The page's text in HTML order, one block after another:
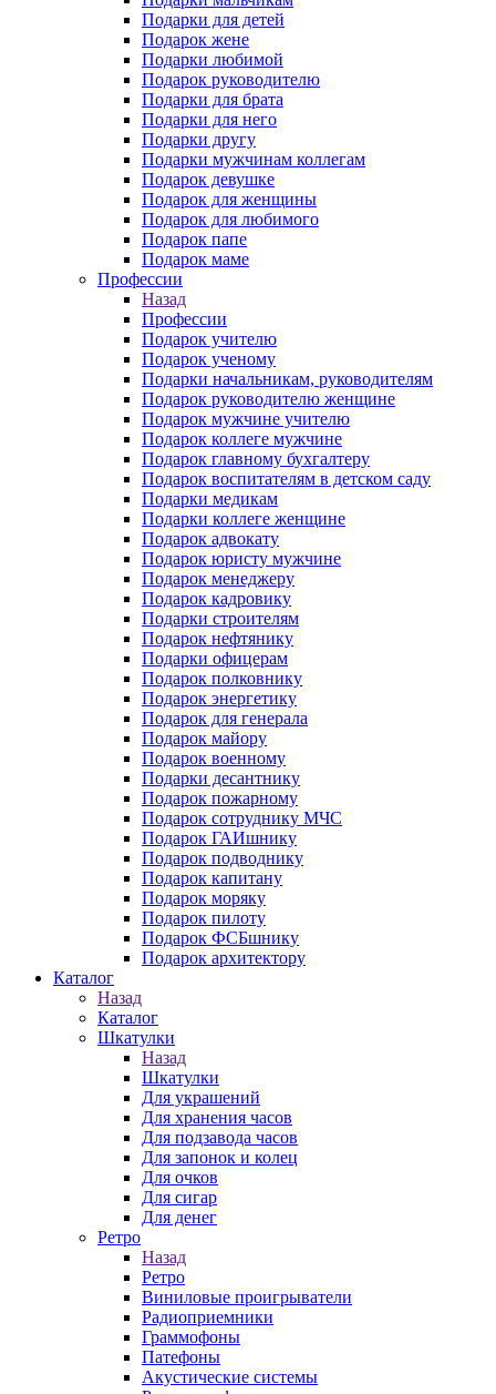
Подарки для детей
Подарок жене
Подарки любимой
Подарок руководителю
Подарки для брата
Подарки для него
Подарки другу
Подарки мужчинам коллегам
Подарок девушке
Подарок для женщины
Подарок для любимого
Подарок папе
Подарок маме
Профессии
Назад
Профессии
Подарок учителю
Подарок ученому
Подарки начальникам, руководителям
Подарок руководителю женщине
Подарок мужчине учителю
Подарок коллеге мужчине
Подарок главному бухгалтеру
Подарок воспитателям в детском саду
Подарки медикам
Подарки коллеге женщине
Подарок адвокату
Подарок юристу мужчине
Подарок менеджеру
Подарок кадровику
Подарки строителям
Подарок нефтянику
Подарки офицерам
Подарок полковнику
Подарок энергетику
Подарок для генерала
Подарок майору
Подарок военному
Подарки десантнику
Подарок пожарному
Подарок сотруднику МЧС
Подарок ГАИшнику
Подарок подводнику
Подарок капитану
Подарок моряку
Подарок пилоту
Подарок ФСБшнику
Подарок архитектору
Каталог
Назад
Каталог
Шкатулки
Назад
Шкатулки
Для украшений
Для хранения часов
Для подзавода часов
Для запонок и колец
Для очков
Для сигар
Для денег
Ретро
Назад
Ретро
Виниловые проигрыватели
Радиоприемники
Граммофоны
Патефоны
Акустические системы